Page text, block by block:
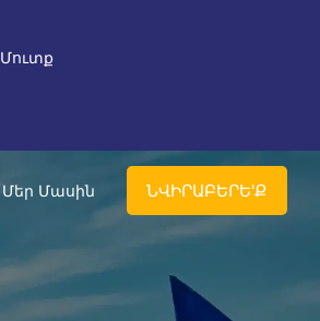
Մուտք
Մեր Մասին ՆՎԻՐԱԲԵՐԵ'Ք